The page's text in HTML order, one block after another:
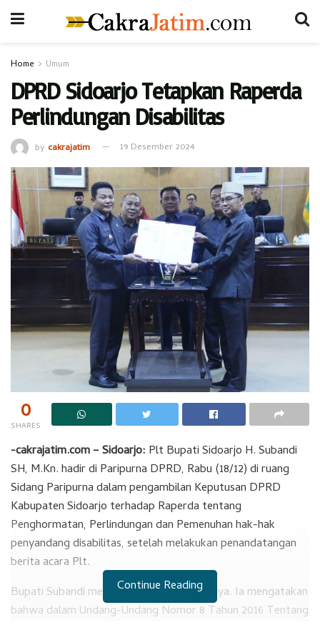
Home Umum
DPRD Sidoarjo Tetapkan Raperda
Perlindungan Disabilitas
by cakrajatim 19 Desember 2024
0
SHARES
-cakrajatim.com – Sidoarjo: Plt Bupati Sidoarjo H. Subandi
SH, M.Kn. hadir di Paripurna DPRD, Rabu (18/12) di ruang
Sidang Paripurna dalam pengambilan Keputusan DPRD
Kabupaten Sidoarjo terhadap Raperda tentang
Penghormatan, Perlindungan dan Pemenuhan hak-hak
penyandang disabilitas, setelah melakukan penandatangan
berita acara Plt.
Bupati Subandi menyampaikan sambutannya. Ia mengatakan
bahwa dalam Undang-Undang Nomor 8 Tahun 2016 Tentang
Continue Reading